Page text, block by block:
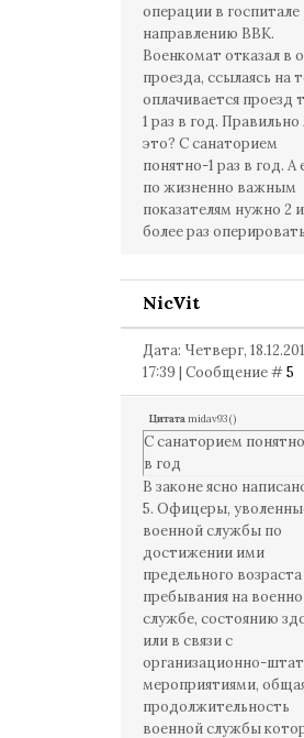
операции в госпитале
направлению ВВК.
Военкомат отказал в
проезда, ссылаясь на
оплачивается проезд
1 раз в год. Правильно
это? С санаторием
понятно-1 раз в год. А
по жизненно важным
показателям нужно 2
более раз
NicVit
Дата: Четверг,
17:39 | Сообщение #5
Цитатаmidav93()
С санаторием
в год
В законе ясно
5. Офицеры,
военной службы по
достижении ими
предельного возраста
пребывания на
службе, состоянию
или в связи с
организационно-
мероприятиями,
продолжительность
военной службы